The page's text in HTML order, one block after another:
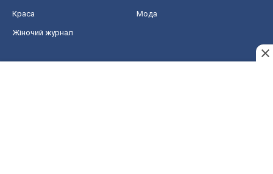
Краса Мода
Жіночий журнал